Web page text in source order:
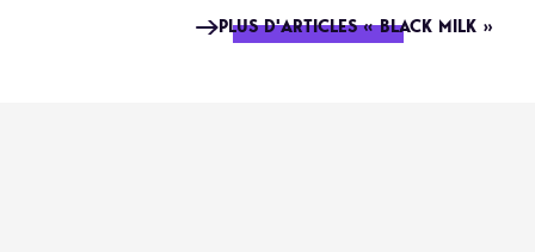
PLUS D'ARTICLES « BLACK MILK »